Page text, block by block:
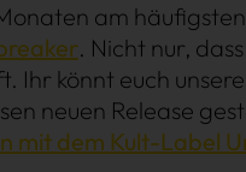
am
. Nicht nur,
Ihr könnt euch
neuen Release
mit dem Kult-Label